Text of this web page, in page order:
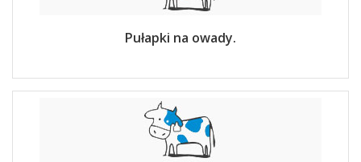
Pułapki na owady.